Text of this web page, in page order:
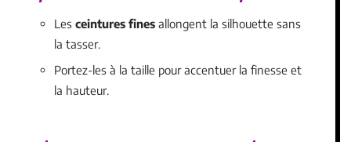
Les ceintures fines allongent la silhouette sans
la tasser.
Portez-les à la taille pour accentuer la finesse et
la hauteur.